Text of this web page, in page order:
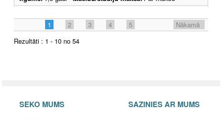
1 2 3 4 5
Nākamā
Rezultāti : 1 - 10 no 54
SEKO MUMS SAZINIES AR MUMS